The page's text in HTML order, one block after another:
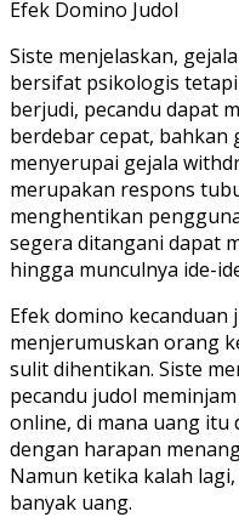
Efek Domino Judol
Siste menjelaskan,
bersifat psikologis
berjudi, pecandu dapat
berdebar cepat, bahkan
menyerupai gejala
merupakan respons
menghentikan
segera ditangani dapat
hingga munculnya ide-
Efek domino kecanduan
menjerumuskan orang
sulit dihentikan. Siste
pecandu judol
online, di mana uang
dengan harapan
Namun ketika kalah
banyak uang.